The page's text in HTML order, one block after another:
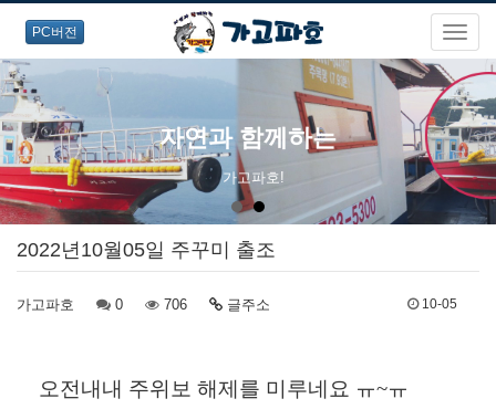
PC버전
자연과 함께하는
가고파호!
2022년10월05일 주꾸미 출조
가고파호 0 706 글주소 10-05
오전내내 주위보 해제를 미루네요 ㅠ~ㅠ